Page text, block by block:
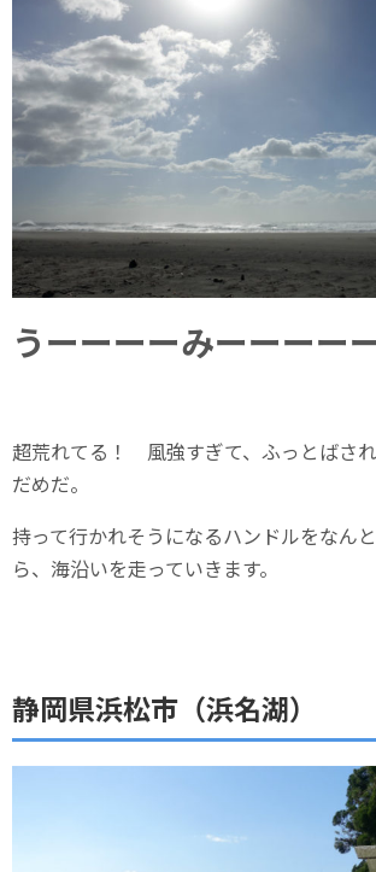
うーーーーみーーーー
超荒れてる！ 風強すぎて、ふっとばさ
だめだ。
持って行かれそうになるハンドルをなん
ら、海沿いを走っていきます。
静岡県浜松市（浜名湖）